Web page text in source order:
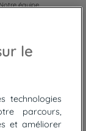
équipe
le
technologies
parcours,
et améliorer